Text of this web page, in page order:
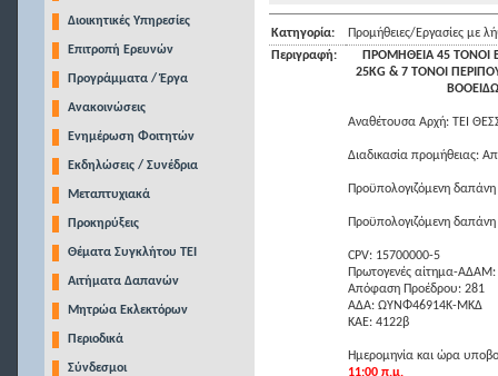
Διοικητικές Υπηρεσίες
Επιτροπή Ερευνών
Προγράμματα / Έργα
Ανακοινώσεις
Ενημέρωση Φοιτητών
Εκδηλώσεις / Συνέδρια
Μεταπτυχιακά
Προκηρύξεις
Θέματα Συγκλήτου ΤΕΙ
Αιτήματα Δαπανών
Μητρώα Εκλεκτόρων
Περιοδικά
Σύνδεσμοι
Κατηγορία:
Προμήθειες/Εργασίες με
Περιγραφή:
ΠΡΟΜΗΘΕΙΑ 45 ΤΟΝΟΙ
25KG & 7 ΤΟΝΟΙ
Αναθέτουσα Αρχή: ΤΕΙ
Διαδικασία προμήθειας:
Προϋπολογιζόμενη
Προϋπολογιζόμενη
CPV: 15700000-5
Πρωτογενές αίτημα-ΑΔΑΜ:
Απόφαση Προέδρου: 281
ΑΔΑ: ΩΥΝΦ46914Κ-ΜΚΔ
ΚΑΕ: 4122β
Ημερομηνία και ώρα
11:00 π.μ.